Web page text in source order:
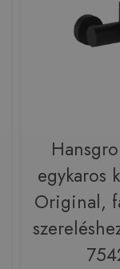
egykaros
Original,